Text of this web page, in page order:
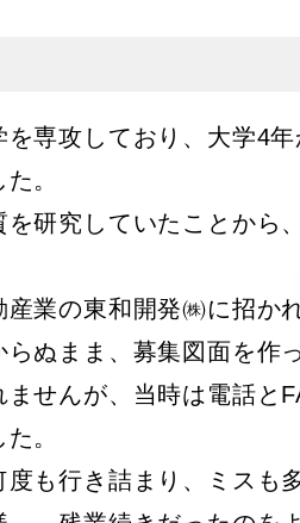
専攻しており、大学4
。
研究していたことから
業の東和開発㈱に招か
ぬまま、募集図面を作
せんが、当時は電話と
。
も行き詰まり、ミスも